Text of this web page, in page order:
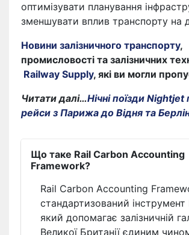
оптимізувати планування
зменшувати вплив транспорту на
Новини залізничного транспорту,
промисловості та залізничних
Railway Supply, які ви могли
Читати далі…Нічні поїзди
рейси з Парижа до Відня та
Що таке Rail Carbon Accounting
Framework?
Rail Carbon Accounting
стандартизований інструмент
який допомагає залізничній
Великої Британії єдиним